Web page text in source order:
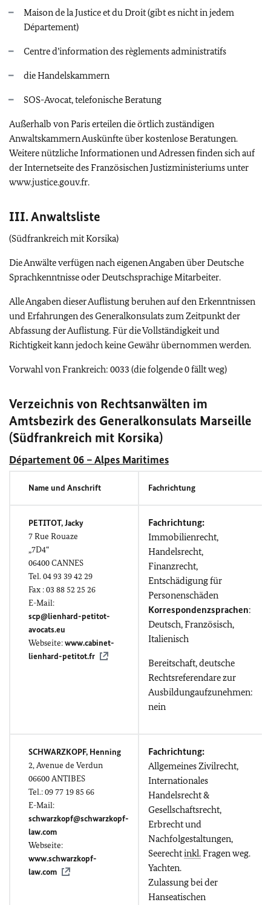
Maison de la Justice et du Droit(gibt es nicht in jedem
Département)
Centre d’information des règlements administratifs
die Handelskammern
SOS-Avocat,telefonische Beratung
Außerhalb von Paris erteilen die örtlich zuständigen
Anwaltskammern Auskünfte über kostenlose Beratungen.
Weitere nützliche Informationen und Adressen finden sich auf
der Internetseite des Französischen Justizministeriums unter
www.justice.gouv.fr.
III. Anwaltsliste
(Südfrankreich mit Korsika)
Die Anwälte verfügen nach eigenen Angaben über Deutsche
Sprachkenntnisse oder Deutschsprachige Mitarbeiter.
Alle Angaben dieser Auflistung beruhen auf den Erkenntnissen
und Erfahrungen des Generalkonsulats zum Zeitpunkt der
Abfassung der Auflistung. Für die Vollständigkeit und
Richtigkeit kann jedoch keine Gewähr übernommen werden.
Vorwahl von Frankreich: 0033 (die folgende 0 fällt weg)
Verzeichnis von Rechtsanwälten im
Amtsbezirk des Generalkonsulats Marseille
(Südfrankreich mit Korsika)
Département 06 – Alpes Maritimes
Name und Anschrift Fachrichtung
PETITOT, Jacky
7Rue Rouaze
„7D4“
06400CANNES
Tel. 04 93 39 42 29
Fax : 03 88 52 25 26
E-Mail:
scp@lienhard-petitot-
avocats.eu
Webseite:www.cabinet-
lienhard-petitot.fr
Fachrichtung:
Immobilienrecht,
Handelsrecht,
Finanzrecht,
Entschädigung für
Personenschäden
Korrespondenzsprachen:
Deutsch, Französisch,
Italienisch
Bereitschaft, deutsche
Rechtsreferendare zur
Ausbildungaufzunehmen:
nein
SCHWARZKOPF, Henning
2,Avenue de Verdun
06600 ANTIBES
Tel.: 09 77 19 85 66
E-Mail:
schwarzkopf@schwarzkopf-
law.com
Webseite:
www.schwarzkopf-
law.com
Fachrichtung:
Allgemeines Zivilrecht,
Internationales
Handelsrecht &
Gesellschaftsrecht,
Erbrecht und
Nachfolgestaltungen,
Seerechtinkl.Fragen weg.
Yachten.
Zulassung bei der
Hanseatischen